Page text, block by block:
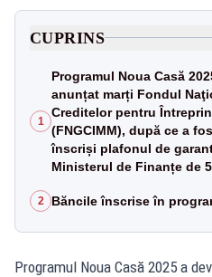
CUPRINS
1
Programul Noua Casă
anunțat marți Fondul
Creditelor pentru
(FNGCIMM), după ce a
înscriși plafonul de
Ministerul de Finanțe de
2 Băncile înscrise în
Programul Noua Casă 2025 a